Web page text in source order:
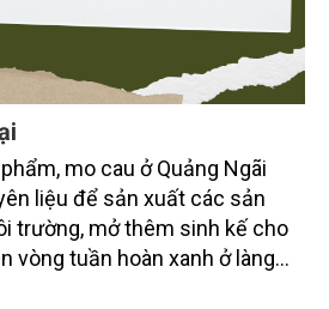
mo cau ở Quảng Ngãi
liệu để sản xuất các sản
trường, mở thêm sinh kế cho
vòng tuần hoàn xanh ở làng